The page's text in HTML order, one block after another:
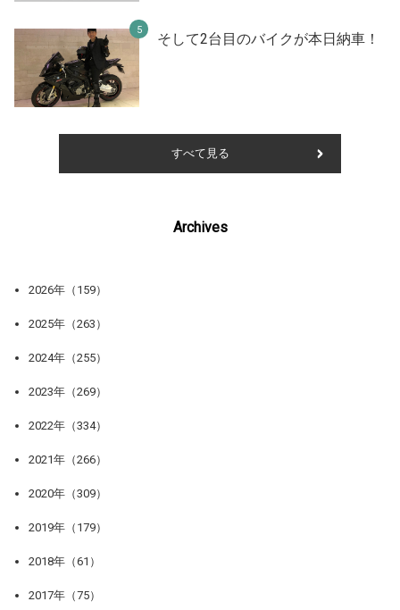
そして2台目のバイクが本日納車！
すべて見る
Archives
2026年（159）
2025年（263）
2024年（255）
2023年（269）
2022年（334）
2021年（266）
2020年（309）
2019年（179）
2018年（61）
2017年（75）